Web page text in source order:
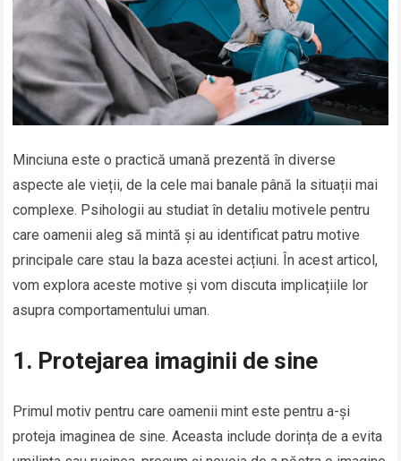
Minciuna este o practică umană prezentă în diverse
aspecte ale vieții, de la cele mai banale până la situații mai
complexe. Psihologii au studiat în detaliu motivele pentru
care oamenii aleg să mintă și au identificat patru motive
principale care stau la baza acestei acțiuni. În acest articol,
vom explora aceste motive și vom discuta implicațiile lor
asupra comportamentului uman.
1. Protejarea imaginii de sine
Primul motiv pentru care oamenii mint este pentru a-și
proteja imaginea de sine. Aceasta include dorința de a evita